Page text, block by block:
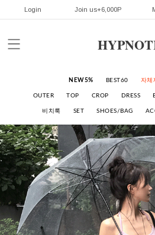
Login Join us+6,000P
NEW5% BEST60 자체
OUTER TOP CROP DRESS
비치룩 SET SHOES/BAG